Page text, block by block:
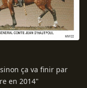
ça va finir par
en 2014"